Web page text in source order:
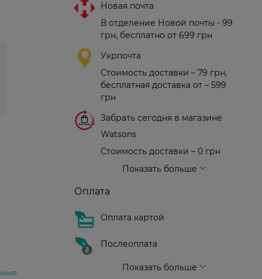
Новая почта
В отделение Новой почты - 99
грн, бесплатно от 699 грн
Укрпочта
Стоимость доставки – 79 грн,
бесплатная доставка от – 599
грн
Забрать сегодня в магазине
Watsons
Стоимость доставки – 0 грн
Показать больше
Оплата
Оплата картой
Послеоплата
Показать больше